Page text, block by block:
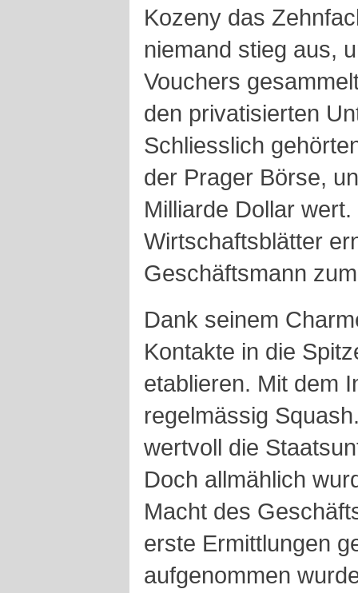
Kozeny das
niemand stieg aus,
Vouchers
den privatisierten
Schliesslich
der Prager Börse,
Milliarde Dollar
Wirtschaftsblätter
Geschäftsmann
Dank seinem
Kontakte in die
etablieren. Mit dem
regelmässig
wertvoll die
Doch allmählich
Macht des
erste Ermittlungen
aufgenommen